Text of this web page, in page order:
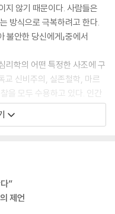
지 않기 때문이다. 사람들은
방식으로 극복하려고 한다.
안한 당신에게」중에서
리학의 어떤 특정한 사조에 구
교 신비주의, 실존철학, 마르
을 모두 수용하고 있다. 인간
꺼이 받아들이고 있는 것이
모든 생산적인 사고와 감정
한 자란 자신의 능동적 잠재
자다. 이는 역으로 인간은
”
제언